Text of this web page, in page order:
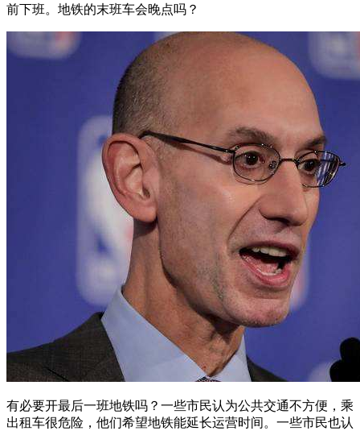
前下班。地铁的末班车会晚点吗？
有必要开最后一班地铁吗？一些市民认为公共交通不方便，乘
出租车很危险，他们希望地铁能延长运营时间。一些市民也认